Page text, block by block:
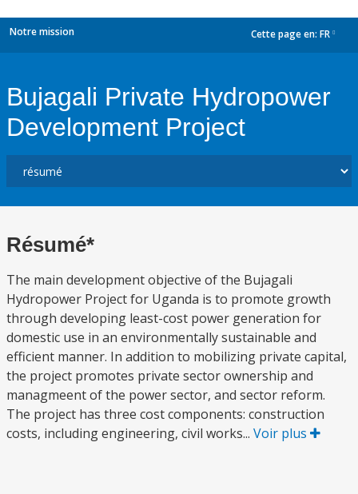
Notre mission Cette page en: FR
Bujagali Private Hydropower
Development Project
Résumé*
The main development objective of the Bujagali
Hydropower Project for Uganda is to promote growth
through developing least-cost power generation for
domestic use in an environmentally sustainable and
efficient manner. In addition to mobilizing private capital,
the project promotes private sector ownership and
managmeent of the power sector, and sector reform.
The project has three cost components: construction
costs, including engineering, civil works... Voir plus